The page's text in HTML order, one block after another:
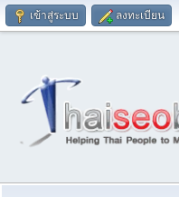
เข้าสู่ระบบ ลงทะเบียน